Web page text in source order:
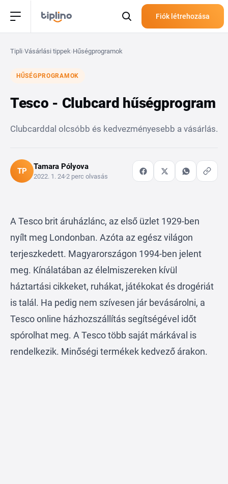
Fiók létrehozása
Tipli›Vásárlási tippek›Hűségprogramok
HŰSÉGPROGRAMOK
Tesco - Clubcard hűségprogram
Clubcarddal olcsóbb és kedvezményesebb a vásárlás.
TP Tamara Pólyova
2022. 1. 24 2 perc olvasás
A Tesco brit áruházlánc, az első üzlet 1929-ben
nyílt meg Londonban. Azóta az egész világon
terjeszkedett. Magyarországon 1994-ben jelent
meg. Kínálatában az élelmiszereken kívül
háztartási cikkeket, ruhákat, játékokat és drogériát
is talál. Ha pedig nem szívesen jár bevásárolni, a
Tesco online házhozszállítás segítségével időt
spórolhat meg. A Tesco több saját márkával is
rendelkezik. Minőségi termékek kedvező árakon.